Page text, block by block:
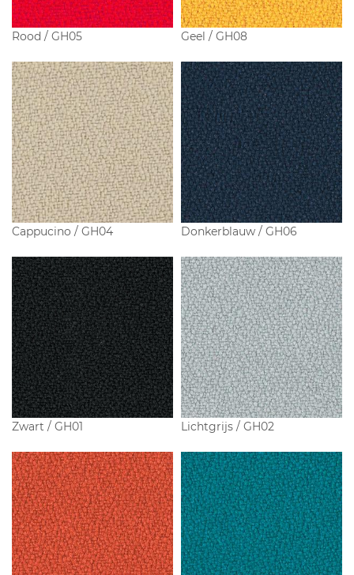
Rood / GH05 Geel / GH08
Cappucino / GH04 Donkerblauw / GH06
Zwart / GH01 Lichtgrijs / GH02